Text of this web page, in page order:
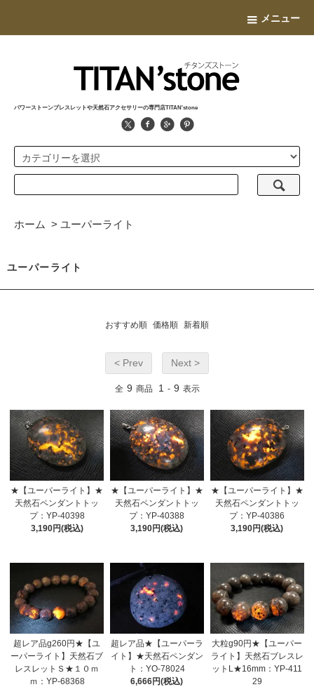
メニュー
パワーストーンブレスレットや天然石アクセサリーの専門店TITAN'stone
ホーム > ユーパーライト
ユーパーライト
おすすめ順 価格順 新着順
< Prev Next >
全 9 商品 1 - 9 表示
★【ユーパーライト】★
天然石ペンダントトッ
プ：YP-40398
3,190円(税込)
★【ユーパーライト】★
天然石ペンダントトッ
プ：YP-40388
3,190円(税込)
★【ユーパーライト】★
天然石ペンダントトッ
プ：YP-40386
3,190円(税込)
超レア品g260円★【ユ
ーパーライト】天然石ブ
レスレットＳ★１０ｍ
ｍ：YP-68368
超レア品★【ユーパーラ
イト】★天然石ペンダン
ト：YO-78024
6,666円(税込)
大粒g90円★【ユーパー
ライト】天然石ブレスレ
ットL★16mm：YP-411
29